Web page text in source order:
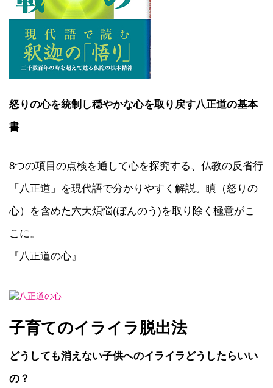
怒りの心を統制し穏やかな心を取り戻す八正道の基本
書
8つの項目の点検を通して心を探究する、仏教の反省行
「八正道」を現代語で分かりやすく解説。瞋（怒りの
心）を含めた六大煩悩(ぼんのう)を取り除く極意がこ
こに。
『八正道の心』
子育てのイライラ脱出法
どうしても消えない子供へのイライラどうしたらいい
の？